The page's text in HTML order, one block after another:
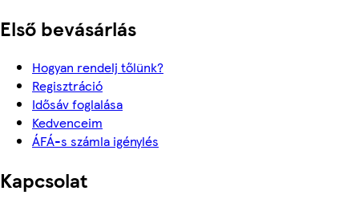
Első bevásárlás
Hogyan rendelj tőlünk?
Regisztráció
Idősáv foglalása
Kedvenceim
ÁFÁ-s számla igénylés
Kapcsolat